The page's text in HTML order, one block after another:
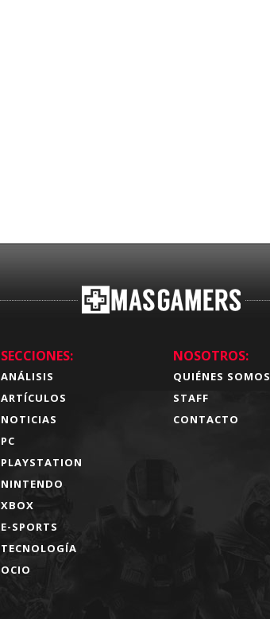
SECCIONES:
ANÁLISIS
ARTÍCULOS
NOTICIAS
PC
PLAYSTATION
NINTENDO
XBOX
E-SPORTS
TECNOLOGÍA
OCIO
NOSOTROS:
QUIÉNES SOMOS
STAFF
CONTACTO